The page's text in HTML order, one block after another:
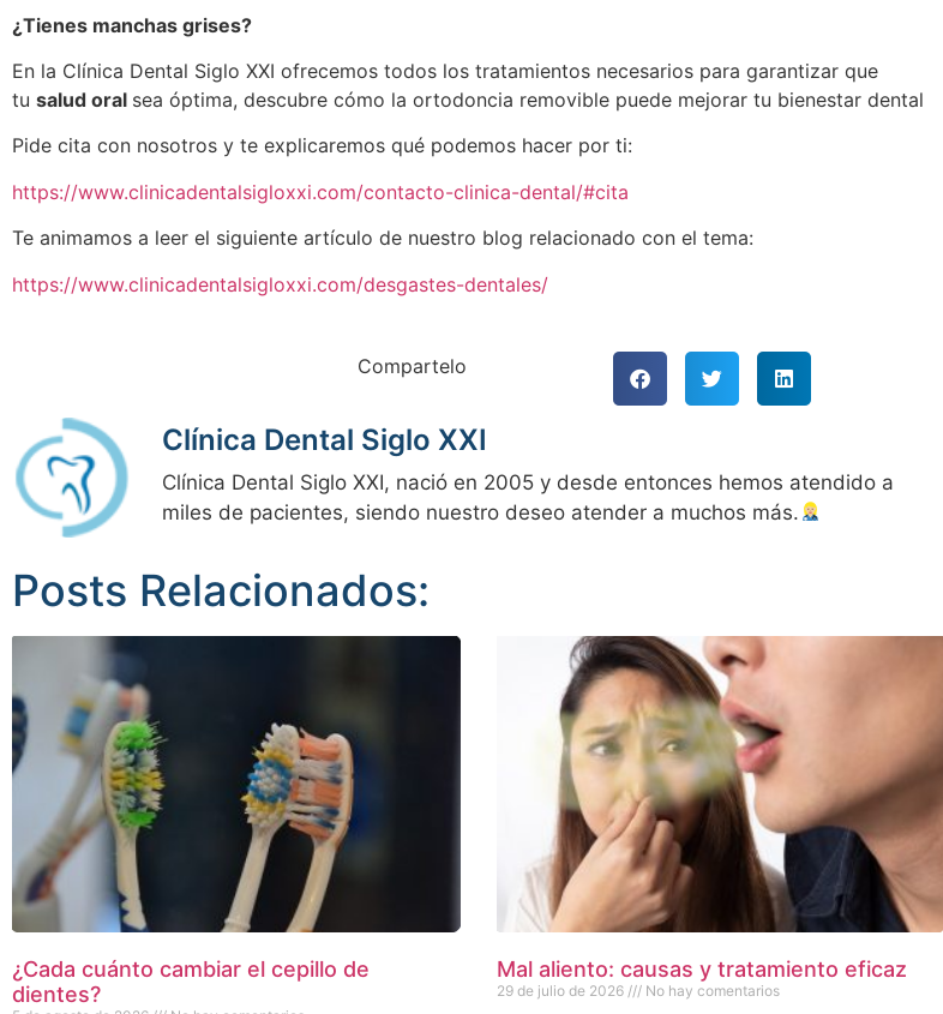
¿Tienes manchas grises?
En la Clínica Dental Siglo XXI ofrecemos todos los tratamientos necesarios para garantizar que
tu salud oral sea óptima, descubre cómo la ortodoncia removible puede mejorar tu bienestar dental
Pide cita con nosotros y te explicaremos qué podemos hacer por ti:
https://www.clinicadentalsigloxxi.com/contacto-clinica-dental/#cita
Te animamos a leer el siguiente artículo de nuestro blog relacionado con el tema:
https://www.clinicadentalsigloxxi.com/desgastes-dentales/
Compartelo
Clínica Dental Siglo XXI
Clínica Dental Siglo XXI, nació en 2005 y desde entonces hemos atendido a
miles de pacientes, siendo nuestro deseo atender a muchos más.
Posts Relacionados:
¿Cada cuánto cambiar el cepillo de
dientes?
Mal aliento: causas y tratamiento eficaz
29 de julio de 2026 No hay comentarios